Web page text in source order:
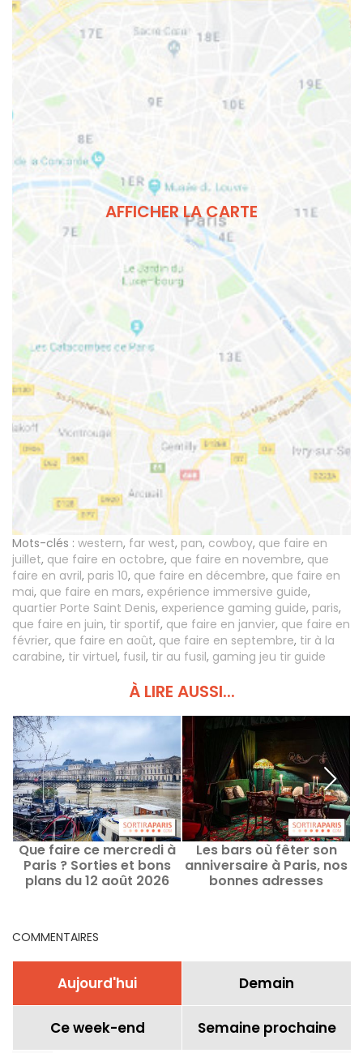
AFFICHER LA CARTE
Mots-clés : western, far west, pan, cowboy, que faire en
juillet, que faire en octobre, que faire en novembre, que
faire en avril, paris 10, que faire en décembre, que faire en
mai, que faire en mars, expérience immersive guide,
quartier Porte Saint Denis, experience gaming guide, paris,
que faire en juin, tir sportif, que faire en janvier, que faire en
février, que faire en août, que faire en septembre, tir à la
carabine, tir virtuel, fusil, tir au fusil, gaming jeu tir guide
À LIRE AUSSI...
Que faire ce mercredi à
Paris ? Sorties et bons
plans du 12 août 2026
Les bars où fêter son
anniversaire à Paris, nos
bonnes adresses
COMMENTAIRES
Aujourd'hui Demain
Ce week-end Semaine prochaine